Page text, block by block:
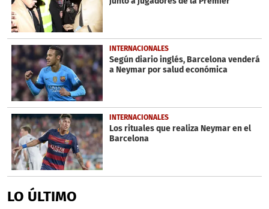
INTERNACIONALES
Según diario inglés, Barcelona venderá
a Neymar por salud económica
INTERNACIONALES
Los rituales que realiza Neymar en el
Barcelona
LO ÚLTIMO